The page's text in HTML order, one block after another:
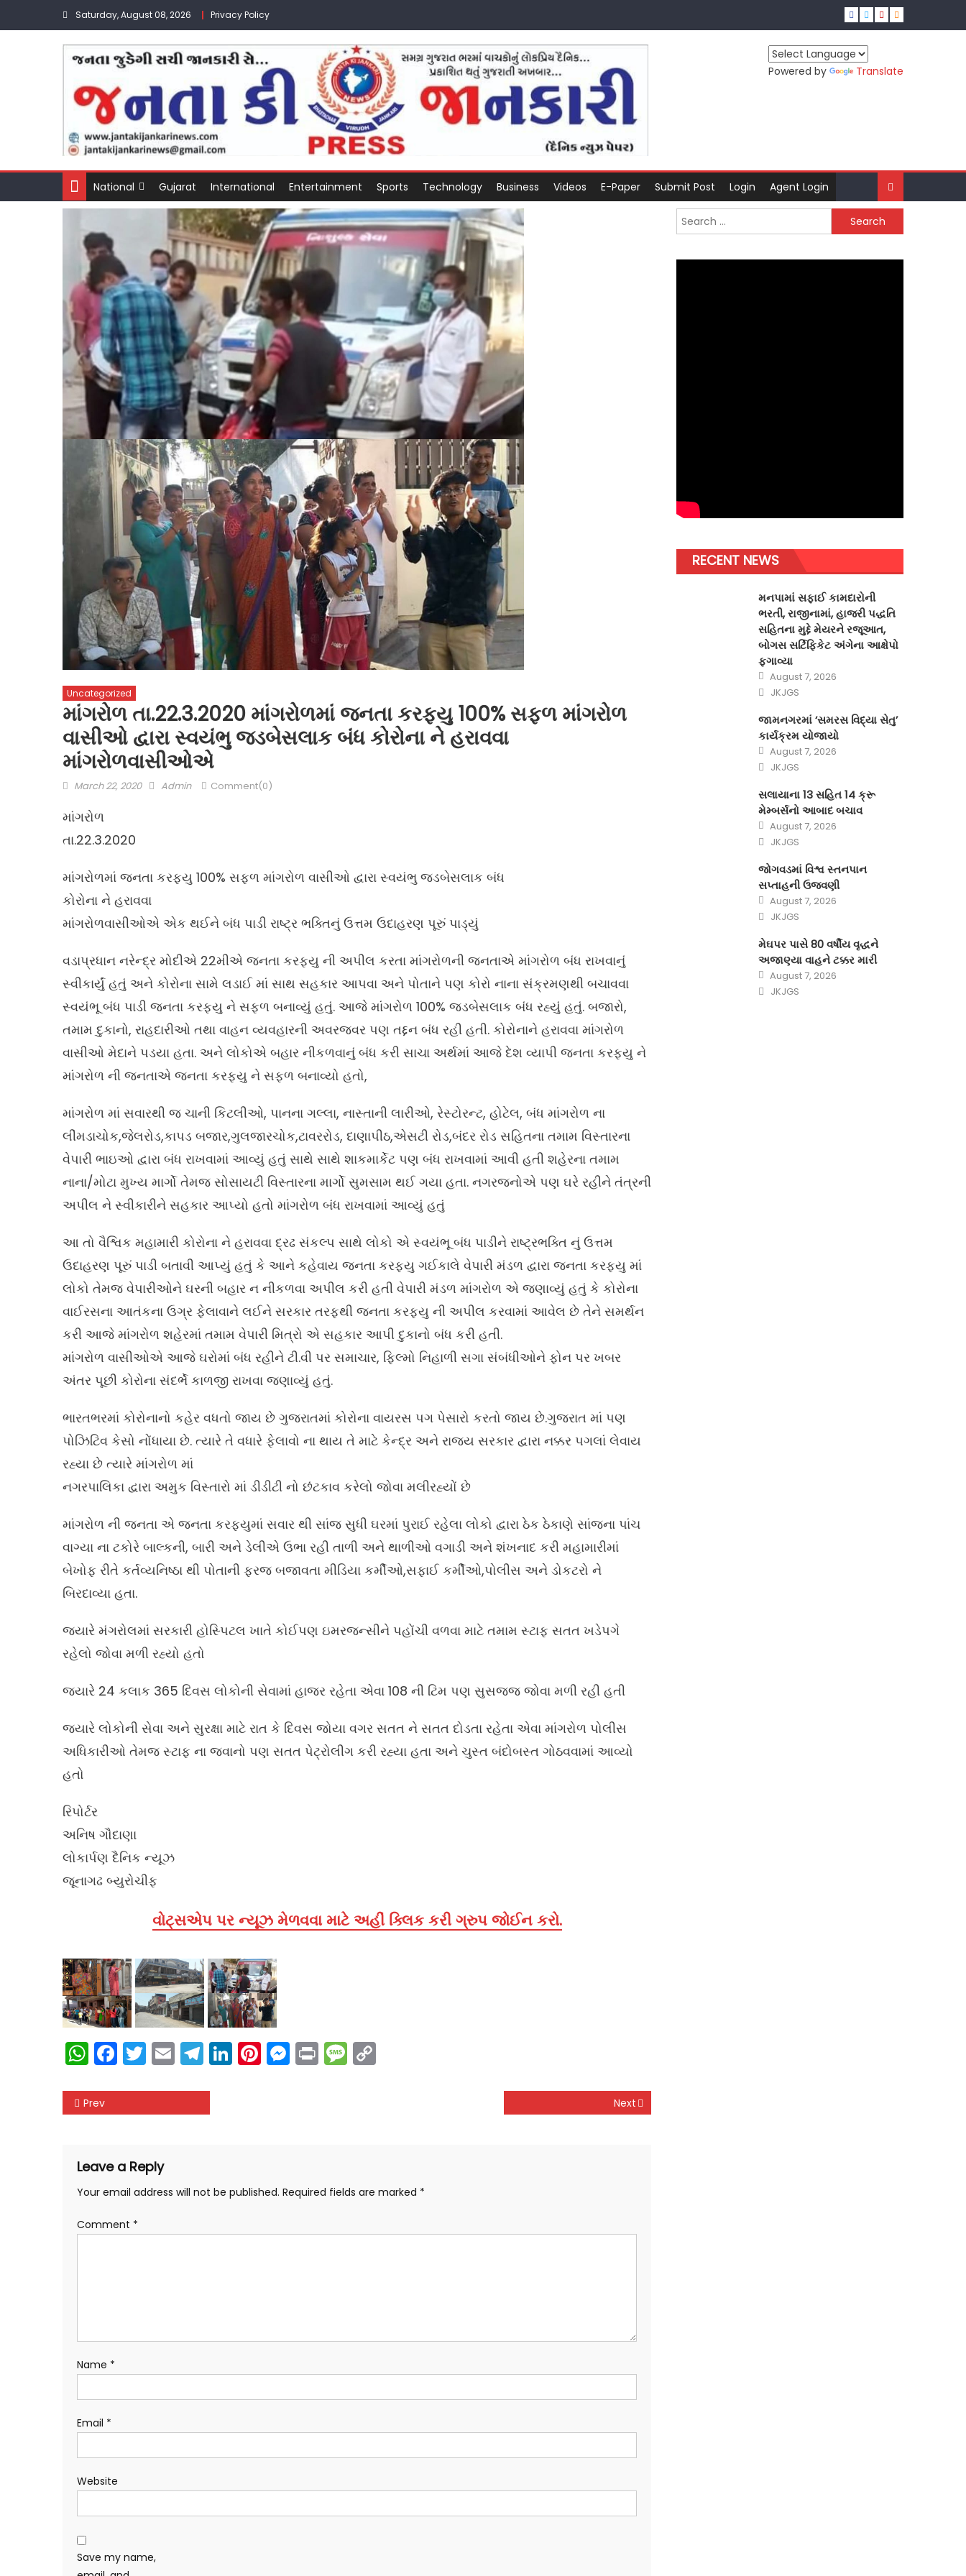
Saturday, August 08, 2026 Privacy Policy
Powered by Translate
National Gujarat International Entertainment Sports Technology Business Videos E-Paper Submit Post Login Agent Login
Uncategorized
માંગરોળ તા.22.3.2020 માંગરોળમાં જનતા કરફ્યુ 100% સફળ માંગરોળ
વાસીઓ દ્વારા સ્વયંભુ જડબેસલાક બંધ કોરોના ને હરાવવા
માંગરોળવાસીઓએ
Posted
March 22, 2020 Author
Admin Comment(0)
માંગરોળ
તા.22.3.2020
માંગરોળમાં જનતા કરફ્યુ 100% સફળ માંગરોળ વાસીઓ દ્વારા સ્વયંભુ જડબેસલાક બંધ
કોરોના ને હરાવવા
માંગરોળવાસીઓએ એક થઈને બંધ પાડી રાષ્ટ્ર ભક્તિનું ઉત્તમ ઉદાહરણ પૂરું પાડ્યું
વડાપ્રધાન નરેન્દ્ર મોદીએ 22મીએ જનતા કરફ્યુ ની અપીલ કરતા માંગરોળની જનતાએ માંગરોળ બંધ રાખવાનું
સ્વીકાર્યું હતું અને કોરોના સામે લડાઈ માં સાથ સહકાર આપવા અને પોતાને પણ કોરો નાના સંક્રમણથી બચાવવા
સ્વયંભૂ બંધ પાડી જનતા કરફ્યુ ને સફળ બનાવ્યું હતું. આજે માંગરોળ 100% જડબેસલાક બંધ રહ્યું હતું. બજારો,
તમામ દુકાનો, રાહદારીઓ તથા વાહન વ્યવહારની અવરજવર પણ તદ્દન બંધ રહી હતી. કોરોનાને હરાવવા માંગરોળ
વાસીઓ મેદાને પડયા હતા. અને લોકોએ બહાર નીકળવાનું બંધ કરી સાચા અર્થમાં આજે દેશ વ્યાપી જનતા કરફ્યુ ને
માંગરોળ ની જનતાએ જનતા કરફ્યુ ને સફળ બનાવ્યો હતો,
માંગરોળ માં સવારથી જ ચાની કિટલીઓ, પાનના ગલ્લા, નાસ્તાની લારીઓ, રેસ્ટોરન્ટ, હોટેલ, બંધ માંગરોળ ના
લીંમડાચોક,જેલરોડ,કાપડ બજાર,ગુલજારચોક,ટાવરરોડ, દાણાપીઠ,એસટી રોડ,બંદર રોડ સહિતના તમામ વિસ્તારના
વેપારી ભાઇઓ દ્વારા બંધ રાખવામાં આવ્યું હતું સાથે સાથે શાકમાર્કેટ પણ બંધ રાખવામાં આવી હતી શહેરના તમામ
નાના/મોટા મુખ્ય માર્ગો તેમજ સોસાયટી વિસ્તારના માર્ગો સુમસામ થઈ ગયા હતા. નગરજનોએ પણ ઘરે રહીને તંત્રની
અપીલ ને સ્વીકારીને સહકાર આપ્યો હતો માંગરોળ બંધ રાખવામાં આવ્યું હતું
આ તો વૈશ્વિક મહામારી કોરોના ને હરાવવા દ્રઢ સંકલ્પ સાથે લોકો એ સ્વયંભૂ બંધ પાડીને રાષ્ટ્રભક્તિ નું ઉત્તમ
ઉદાહરણ પૂરું પાડી બતાવી આપ્યું હતું કે આને કહેવાય જનતા કરફ્યુ ગઈકાલે વેપારી મંડળ દ્વારા જનતા કરફ્યુ માં
લોકો તેમજ વેપારીઓને ઘરની બહાર ન નીકળવા અપીલ કરી હતી વેપારી મંડળ માંગરોળ એ જણાવ્યું હતું કે કોરોના
વાઈરસના આતંકના ઉગ્ર ફેલાવાને લઈને સરકાર તરફથી જનતા કરફ્યુ ની અપીલ કરવામાં આવેલ છે તેને સમર્થન
કરી આજે માંગરોળ શહેરમાં તમામ વેપારી મિત્રો એ સહકાર આપી દુકાનો બંધ કરી હતી.
માંગરોળ વાસીઓએ આજે ઘરોમાં બંધ રહીને ટી.વી પર સમાચાર, ફિલ્મો નિહાળી સગા સંબંધીઓને ફોન પર ખબર
અંતર પૂછી કોરોના સંદર્ભે કાળજી રાખવા જણાવ્યું હતું.
ભારતભરમાં કોરોનાનો કહેર વધતો જાય છે ગુજરાતમાં કોરોના વાયરસ પગ પેસારો કરતો જાય છે.ગુજરાત માં પણ
પોઝિટિવ કેસો નોંધાયા છે. ત્યારે તે વધારે ફેલાવો ના થાય તે માટે કેન્દ્ર અને રાજ્ય સરકાર દ્વારા નક્કર પગલાં લેવાય
રહ્યા છે ત્યારે માંગરોળ માં
નગરપાલિકા દ્વારા અમુક વિસ્તારો માં ડીડીટી નો છંટકાવ કરેલો જોવા મલીરહ્યોં છે
માંગરોળ ની જનતા એ જનતા કરફ્યુમાં સવાર થી સાંજ સુધી ઘરમાં પુરાઈ રહેલા લોકો દ્વારા ઠેક ઠેકાણે સાંજના પાંચ
વાગ્યા ના ટકોરે બાલ્કની, બારી અને ડેલીએ ઉભા રહી તાળી અને થાળીઓ વગાડી અને શંખનાદ કરી મહામારીમાં
બેખોફ રીતે કર્તવ્યનિષ્ઠા થી પોતાની ફરજ બજાવતા મીડિયા કર્મીઓ,સફાઈ કર્મીઓ,પોલીસ અને ડોકટરો ને
બિરદાવ્યા હતા.
જ્યારે મંગરોલમાં સરકારી હોસ્પિટલ ખાતે કોઈપણ ઇમરજન્સીને પહોંચી વળવા માટે તમામ સ્ટાફ સતત ખડેપગે
રહેલો જોવા મળી રહ્યો હતો
જ્યારે 24 કલાક 365 દિવસ લોકોની સેવામાં હાજર રહેતા એવા 108 ની ટિમ પણ સુસજ્જ જોવા મળી રહી હતી
જ્યારે લોકોની સેવા અને સુરક્ષા માટે રાત કે દિવસ જોયા વગર સતત ને સતત દોડતા રહેતા એવા માંગરોળ પોલીસ
અધિકારીઓ તેમજ સ્ટાફ ના જવાનો પણ સતત પેટ્રોલીગ કરી રહ્યા હતા અને ચુસ્ત બંદોબસ્ત ગોઠવવામાં આવ્યો
હતો
રિપોર્ટર
અનિષ ગૌદાણા
લોકાર્પણ દૈનિક ન્યૂઝ
જૂનાગઢ બ્યુરોચીફ
વોટ્સએપ પર ન્યૂઝ મેળવવા માટે અહીં ક્લિક કરી ગ્રુપ જોઈન કરો.
WhatsApp
Facebook
Twitter
EmailTelegram
LinkedIn
Pinterest
Messenger
PrintMessage
Post
Prev Next
Leave a Reply
Your email address will not be published. Required fields are marked *
Comment *
Name *
Email *
Website
Save my name,
Search
for:
RECENT NEWS
મનપામાં સફાઈ કામદારોની
ભરતી, રાજીનામાં, હાજરી પદ્ધતિ
સહિતના મુદ્દે મેયરને રજૂઆત,
બોગસ સર્ટિફિકેટ અંગેના આક્ષેપો
ફગાવ્યા
Posted
on
August 7, 2026
Author
JKJGS
જામનગરમાં ‘સમરસ વિદ્યા સેતુ’
કાર્યક્રમ યોજાયો
Posted
on
August 7, 2026
Author
JKJGS
સલાયાના 13 સહિત 14 ક્રૂ
મેમ્બર્સનો આબાદ બચાવ‎
Posted
on
August 7, 2026
Author
JKJGS
જોગવડમાં વિશ્વ સ્તનપાન
સપ્તાહની ઉજવણી
Posted
on
August 7, 2026
Author
JKJGS
મેઘપર પાસે 80 વર્ષીય વૃદ્ધને
અજાણ્યા વાહને ટક્કર મારી
Posted
on
August 7, 2026
Author
JKJGS